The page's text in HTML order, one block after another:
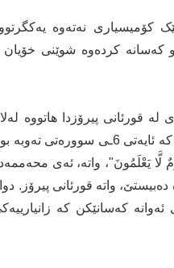
نەتەوە
کەسانە کردەوە شوێنی
قورئانی پیرۆزدا هاتووە
ئایەتێکی قورئانی پیرۆز بە وەرگێڕانی
لَّا يَعْلَمُونَ"، واتە، ئه‌ی
ده‌بیستێ، واته‌ قورئانی
کەسانێکن کە